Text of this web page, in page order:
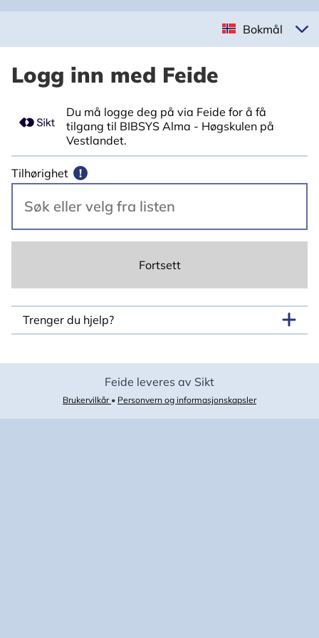
Bokmål
Logg inn med Feide
Du må logge deg på via Feide for å få
tilgang til BIBSYS Alma - Høgskulen på
Vestlandet.
Tilhørighet !
Fortsett
Trenger du hjelp?
Feide leveres av Sikt
Brukervilkår • Personvern og informasjonskapsler